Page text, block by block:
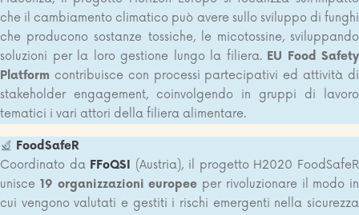
che il cambiamento climatico può avere sullo sviluppo di funghi
che producono sostanze tossiche, le micotossine, sviluppando
soluzioni per la loro gestione lungo la filiera. EU Food Safety
Platform contribuisce con processi partecipativi ed attività di
stakeholder engagement, coinvolgendo in gruppi di lavoro
tematici i vari attori della filiera alimentare.
FoodSafeR
Coordinato da FFoQSI (Austria), il progetto H2020 FoodSafeR
unisce 19 organizzazioni europee per rivoluzionare il modo in
cui vengono valutati e gestiti i rischi emergenti nella sicurezza